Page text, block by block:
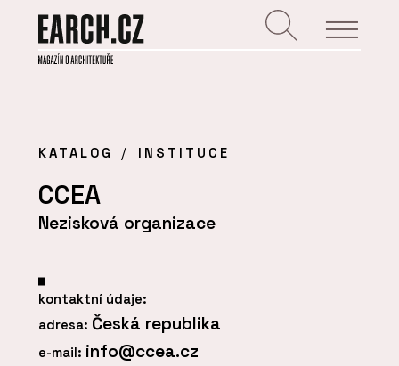
KATALOG INSTITUCE
CCEA
Nezisková organizace
kontaktní údaje:
adresa: Česká republika
e-mail: info@ccea.cz